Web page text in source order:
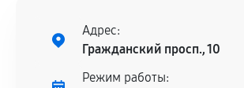
Адрес:
Гражданский просп., 10
Режим работы: